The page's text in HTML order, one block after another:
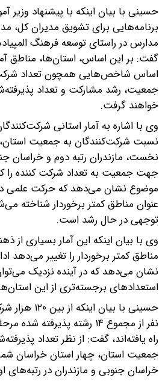
حسینی با بیان اینکه با پیشنهاد وزیر
برنامه‌هایی برای تشویق مدیران کل،
مدارس در راستای توسعه فرهنگ
گفت: بر این اساس، استان‌ها، مناطق
اساس شاخص‌هایی همچون تعداد
جمعیت، رشد مشارکت و تعداد
خواهند گرفت.
وی با اشاره به آمار استانی
نسبت شرکت‌کنندگان به جمعیت
نخست، مازندران رتبه دوم و خراسان
جهت جمعیت به تعداد شرکت کننده را
موضوع نشان می‌دهد که حرکت علمی
عنوان مناطق کمتر برخوردار شناخته
توجهی در حال رشد است.
وی با بیان اینکه این آمار بسیاری از
مناطق کمتر برخوردار را تغییر می‌دهد
نشان می‌دهد که در آینده نزدیک
استعدادهای برجسته‌تری از این
نفر از مجموع ۱۴ رشته
راه یافته‌اند، گفت: از نظر تعداد
جمعیت استان، چهار استان خراسان
خراسان جنوبی و مازندران در رتبه‌های